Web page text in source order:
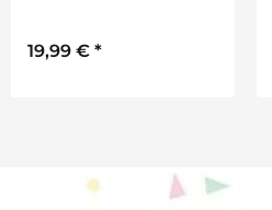
19,99 € *